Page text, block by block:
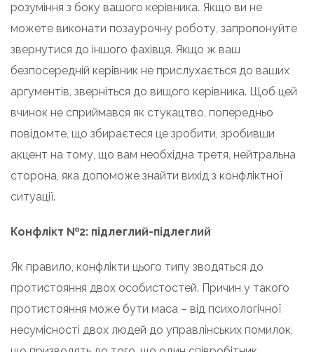
розуміння з боку вашого керівника. Якщо ви не
можете виконати позаурочну роботу, запропонуйте
звернутися до іншого фахівця. Якщо ж ваш
безпосередній керівник не прислухається до ваших
аргументів, зверніться до вищого керівника. Щоб цей
вчинок не сприймався як стукацтво, попередньо
повідомте, що збираєтеся це зробити, зробивши
акцент на тому, що вам необхідна третя, нейтральна
сторона, яка допоможе знайти вихід з конфліктної
ситуації.
Конфлікт №2: підлеглий-підлеглий
Як правило, конфлікти цього типу зводяться до
протистояння двох особистостей. Причин у такого
протистояння може бути маса – від психологічної
несумісності двох людей до управлінських помилок,